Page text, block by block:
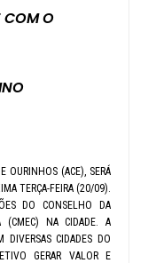
COM O
OURINHOS (ACE), SERÁ
TERÇA-FEIRA (20/09).
DO CONSELHO DA
(CMEC) NA CIDADE. A
DIVERSAS CIDADES DO
GERAR VALOR E